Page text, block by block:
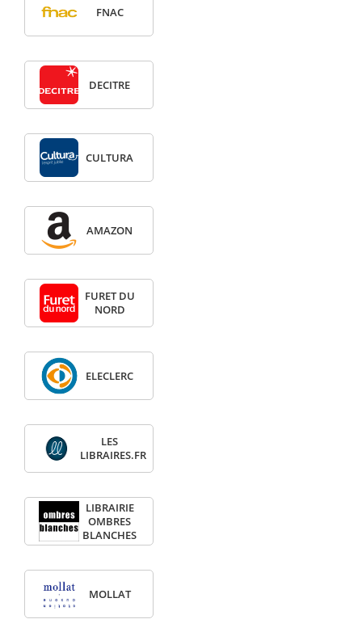
FNAC
DECITRE
CULTURA
AMAZON
FURET DU
NORD
ELECLERC
LES
LIBRAIRES.FR
LIBRAIRIE
OMBRES
BLANCHES
MOLLAT